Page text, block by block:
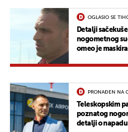
OGLASIO SE
Detalji
nogometnog
omeo je
PRONAĐEN NA
Teleskopskim
poznatog
detalji o napadu